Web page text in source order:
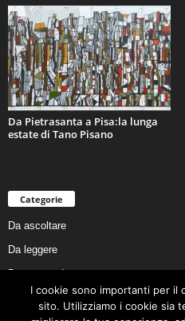
Da Pietrasanta a Pisa:la lunga
estate di Tano Pisano
Categorie
Da ascoltare
Da leggere
Da non perdere
Da conoscere
I cookie sono importanti per il
sito. Utilizziamo i cookie sia